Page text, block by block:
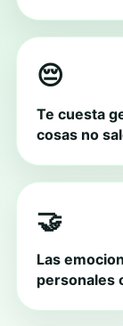
😔
Te cuesta
cosas no
🤝
Las
personales